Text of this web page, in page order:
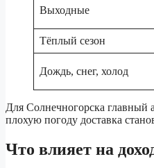
Выходные
Тёплый сезон
Дождь, снег, холод
Для Солнечногорска главный
плохую погоду доставка
Что влияет на